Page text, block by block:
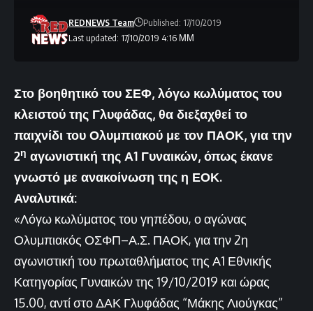
Last updated: 17/10/2019 4:16 ΜΜ
REDNEWS Team Published: 17/10/2019
Στο βοηθητικό του ΣΕΦ, λόγω κωλύματος του
κλειστού της Γλυφάδας, θα διεξαχθεί το
παιχνίδι του Ολυμπιακού με τον ΠΑΟΚ, για την
2η αγωνιστική της Α1 Γυναικών, όπως έκανε
γνωστό με ανακοίνωση της η ΕΟΚ.
Αναλυτικά:
«Λόγω κωλύματος του γηπέδου, ο αγώνας
Ολυμπιακός ΟΣΦΠ–Α.Σ. ΠΑΟΚ, για την 2η
αγωνιστική του πρωταθλήματος της Α1 Εθνικής
Κατηγορίας Γυναικών της 19/10/2019 και ώρας
15.00, αντί στο ΔΑΚ Γλυφάδας “Μάκης Λιούγκας”